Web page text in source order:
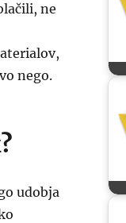
ne
nego.
udobja